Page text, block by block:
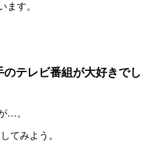
ます。
テレビ番組が大好きでし
…。
てみよう。